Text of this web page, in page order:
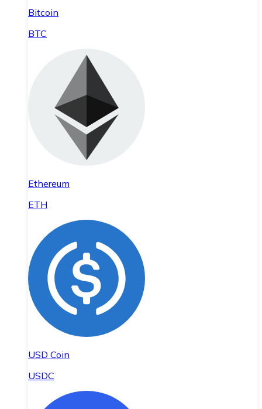
Bitcoin
BTC
Ethereum
ETH
USD Coin
USDC